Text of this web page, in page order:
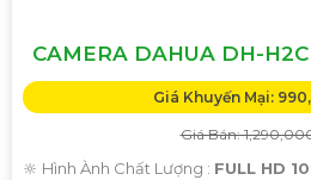
CAMERA DAHUA DH-
Giá Khuyến Mại:
Giá Bán:
🔆 Hình Ành Chất Lượng : FULL HD